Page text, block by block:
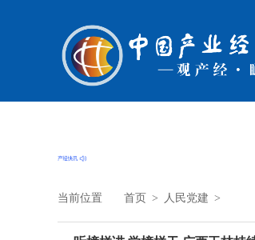
当前位置 首页 > 人民党建 >